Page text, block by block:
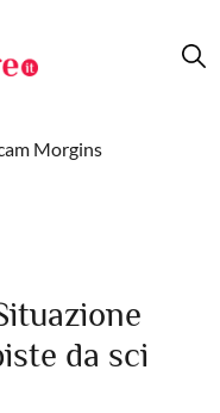
Morgins
da sci